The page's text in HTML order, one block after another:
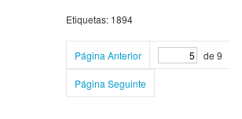
Etiquetas: 1894
Página Anterior de 9
Página Seguinte